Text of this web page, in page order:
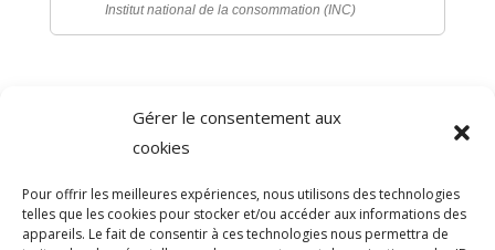
Gérer le consentement aux
cookies
Pour offrir les meilleures expériences, nous utilisons des technologies
telles que les cookies pour stocker et/ou accéder aux informations des
appareils. Le fait de consentir à ces technologies nous permettra de
Institut national de la consommation (INC)
Direction de l'information légale et administrative
comarquage developpé par